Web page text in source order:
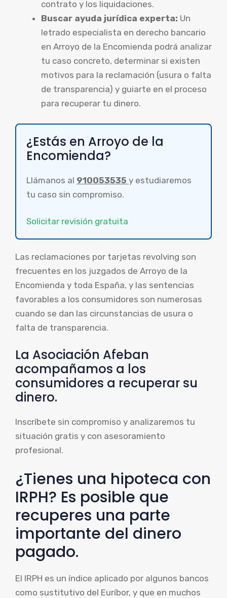
contrato y los liquidaciones.
Buscar ayuda jurídica experta: Un
letrado especialista en derecho bancario
en Arroyo de la Encomienda podrá analizar
tu caso concreto, determinar si existen
motivos para la reclamación (usura o falta
de transparencia) y guiarte en el proceso
para recuperar tu dinero.
¿Estás en Arroyo de la
Encomienda?
Llámanos al 910053535 y estudiaremos
tu caso sin compromiso.
Solicitar revisión gratuita
Las reclamaciones por tarjetas revolving son
frecuentes en los juzgados de Arroyo de la
Encomienda y toda España, y las sentencias
favorables a los consumidores son numerosas
cuando se dan las circunstancias de usura o
falta de transparencia.
La Asociación Afeban
acompañamos a los
consumidores a recuperar su
dinero.
Inscríbete sin compromiso y analizaremos tu
situación gratis y con asesoramiento
profesional.
¿Tienes una hipoteca con
IRPH? Es posible que
recuperes una parte
importante del dinero
pagado.
El IRPH es un índice aplicado por algunos bancos
como sustitutivo del Euríbor, y que en muchos